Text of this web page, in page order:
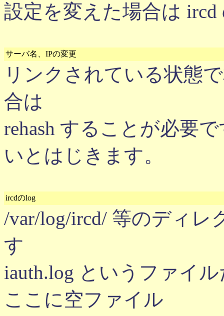
設定を変えた場合は ircd
サーバ名、IPの変更
リンクされている状態
合は
rehash することが必要
いとはじきます。
ircdのlog
/var/log/ircd/ 等のディ
す
iauth.log というファイ
ここに空ファイル